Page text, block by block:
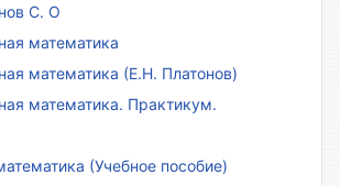
С. О
математика
математика (Е.Н. Платонов)
математика. Практикум.
(Учебное пособие)